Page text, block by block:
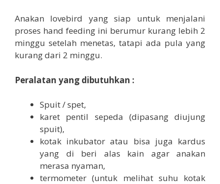
Anakan lovebird yang siap untuk menjalani
proses hand feeding ini berumur kurang lebih 2
minggu setelah menetas, tatapi ada pula yang
kurang dari 2 minggu.
Peralatan yang dibutuhkan :
Spuit / spet,
karet pentil sepeda (dipasang diujung
spuit),
kotak inkubator atau bisa juga kardus
yang di beri alas kain agar anakan
merasa nyaman,
termometer (untuk melihat suhu kotak